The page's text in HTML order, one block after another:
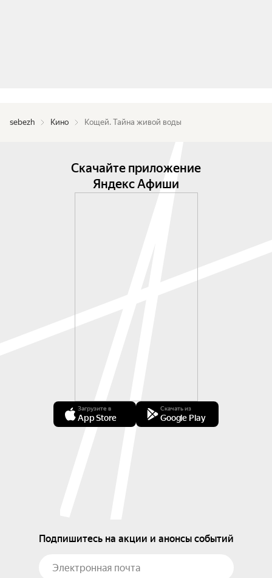
sebezh Кино Кощей. Тайна живой воды
Скачайте приложение
Яндекс Афиши
Загрузите в
App Store
Скачать из
Google Play
Подпишитесь на акции и анонсы событий